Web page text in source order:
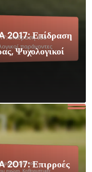
2017: Επίδραση
Ψυχολογικοί
2017: Επιρροές